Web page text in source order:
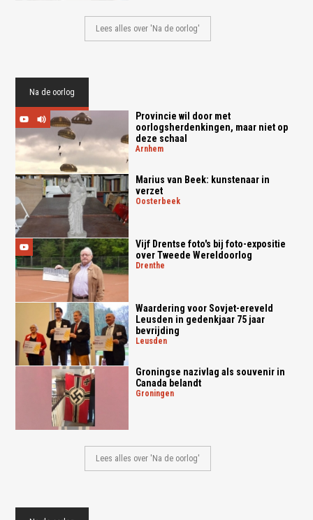
Lees alles over 'Na de oorlog'
Na de oorlog
Provincie wil door met
oorlogsherdenkingen, maar niet op
deze schaal
arnhem
Marius van Beek: kunstenaar in
verzet
oosterbeek
Vijf Drentse foto's bij foto-expositie
over Tweede Wereldoorlog
drenthe
Waardering voor Sovjet-ereveld
Leusden in gedenkjaar 75 jaar
bevrijding
leusden
Groningse nazivlag als souvenir in
Canada belandt
groningen
Lees alles over 'Na de oorlog'